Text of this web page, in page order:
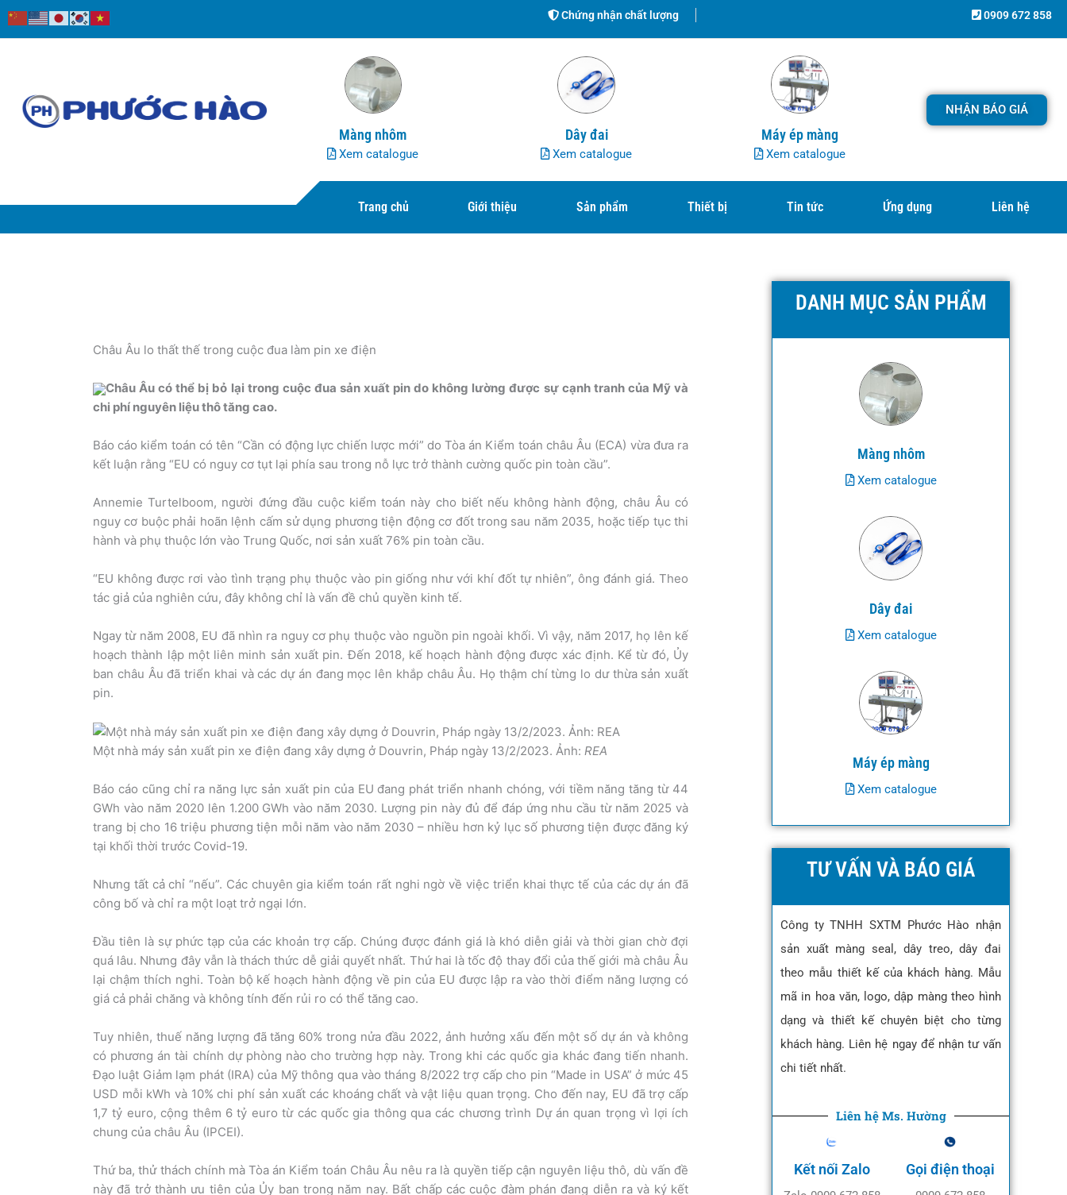
Nhảy
tới
Chứng nhận chất lượng 0909 672 858
Màng nhôm
Xem catalogue
Dây đai
Xem catalogue
Máy ép màng
Xem catalogue
NHẬN BÁO GIÁ
Trang chủ Giới thiệu Sản phẩm Thiết bị Tin tức Ứng dụng Liên hệ
Châu Âu lo thất thế trong cuộc đua làm pin xe điện
Châu Âu có thể bị bỏ lại trong cuộc đua sản xuất pin do không lường được sự cạnh tranh của Mỹ và
chi phí nguyên liệu thô tăng cao.
Báo cáo kiểm toán có tên “Cần có động lực chiến lược mới” do Tòa án Kiểm toán châu Âu (ECA) vừa đưa ra
kết luận rằng “EU có nguy cơ tụt lại phía sau trong nỗ lực trở thành cường quốc pin toàn cầu”.
Annemie Turtelboom, người đứng đầu cuộc kiểm toán này cho biết nếu không hành động, châu Âu có
nguy cơ buộc phải hoãn lệnh cấm sử dụng phương tiện động cơ đốt trong sau năm 2035, hoặc tiếp tục thi
hành và phụ thuộc lớn vào Trung Quốc, nơi sản xuất 76% pin toàn cầu.
“EU không được rơi vào tình trạng phụ thuộc vào pin giống như với khí đốt tự nhiên”, ông đánh giá. Theo
tác giả của nghiên cứu, đây không chỉ là vấn đề chủ quyền kinh tế.
Ngay từ năm 2008, EU đã nhìn ra nguy cơ phụ thuộc vào nguồn pin ngoài khối. Vì vậy, năm 2017, họ lên kế
hoạch thành lập một liên minh sản xuất pin. Đến 2018, kế hoạch hành động được xác định. Kể từ đó, Ủy
ban châu Âu đã triển khai và các dự án đang mọc lên khắp châu Âu. Họ thậm chí từng lo dư thừa sản xuất
pin.
Một nhà máy sản xuất pin xe điện đang xây dựng ở Douvrin, Pháp ngày 13/2/2023. Ảnh: REA
Báo cáo cũng chỉ ra năng lực sản xuất pin của EU đang phát triển nhanh chóng, với tiềm năng tăng từ 44
GWh vào năm 2020 lên 1.200 GWh vào năm 2030. Lượng pin này đủ để đáp ứng nhu cầu từ năm 2025 và
trang bị cho 16 triệu phương tiện mỗi năm vào năm 2030 – nhiều hơn kỷ lục số phương tiện được đăng ký
tại khối thời trước Covid-19.
Nhưng tất cả chỉ “nếu”. Các chuyên gia kiểm toán rất nghi ngờ về việc triển khai thực tế của các dự án đã
công bố và chỉ ra một loạt trở ngại lớn.
Đầu tiên là sự phức tạp của các khoản trợ cấp. Chúng được đánh giá là khó diễn giải và thời gian chờ đợi
quá lâu. Nhưng đây vẫn là thách thức dễ giải quyết nhất. Thứ hai là tốc độ thay đổi của thế giới mà châu Âu
lại chậm thích nghi. Toàn bộ kế hoạch hành động về pin của EU được lập ra vào thời điểm năng lượng có
giá cả phải chăng và không tính đến rủi ro có thể tăng cao.
Tuy nhiên, thuế năng lượng đã tăng 60% trong nửa đầu 2022, ảnh hưởng xấu đến một số dự án và không
có phương án tài chính dự phòng nào cho trường hợp này. Trong khi các quốc gia khác đang tiến nhanh.
Đạo luật Giảm lạm phát (IRA) của Mỹ thông qua vào tháng 8/2022 trợ cấp cho pin “Made in USA” ở mức 45
USD mỗi kWh và 10% chi phí sản xuất các khoáng chất và vật liệu quan trọng. Cho đến nay, EU đã trợ cấp
1,7 tỷ euro, cộng thêm 6 tỷ euro từ các quốc gia thông qua các chương trình Dự án quan trọng vì lợi ích
chung của châu Âu (IPCEI).
Thứ ba, thử thách chính mà Tòa án Kiểm toán Châu Âu nêu ra là quyền tiếp cận nguyên liệu thô, dù vấn đề
này đã trở thành ưu tiên của Ủy ban trong năm nay. Bất chấp các cuộc đàm phán đang diễn ra và ký kết
DANH MỤC SẢN PHẨM
Màng nhôm
Xem catalogue
Dây đai
Xem catalogue
Máy ép màng
Xem catalogue
TƯ VẤN VÀ BÁO GIÁ
Công ty TNHH SXTM Phước Hào nhận
sản xuất màng seal, dây treo, dây đai
theo mẫu thiết kế của khách hàng. Mẫu
mã in hoa văn, logo, dập màng theo hình
dạng và thiết kế chuyên biệt cho từng
khách hàng. Liên hệ ngay để nhận tư vấn
chi tiết nhất.
Liên hệ Ms. Hường
Kết nối Zalo Gọi điện thoại